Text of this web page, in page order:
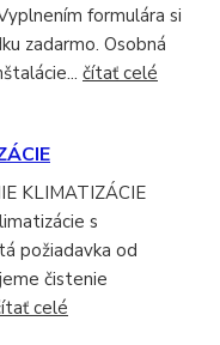
formulára si
zadarmo. Osobná
čítať celé
KLIMATIZÁCIE
s
požiadavka od
čistenie
celé